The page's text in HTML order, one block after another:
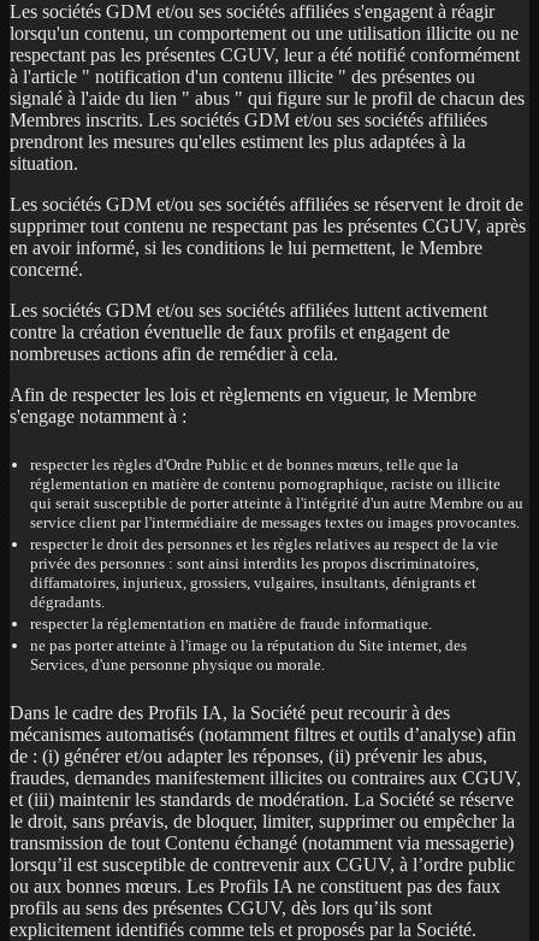
Les sociétés GDM et/ou ses sociétés affiliées s'engagent à réagir
lorsqu'un contenu, un comportement ou une utilisation illicite ou ne
respectant pas les présentes CGUV, leur a été notifié conformément
à l'article " notification d'un contenu illicite " des présentes ou
signalé à l'aide du lien " abus " qui figure sur le profil de chacun des
Membres inscrits. Les sociétés GDM et/ou ses sociétés affiliées
prendront les mesures qu'elles estiment les plus adaptées à la
situation.
Les sociétés GDM et/ou ses sociétés affiliées se réservent le droit de
supprimer tout contenu ne respectant pas les présentes CGUV, après
en avoir informé, si les conditions le lui permettent, le Membre
concerné.
Les sociétés GDM et/ou ses sociétés affiliées luttent activement
contre la création éventuelle de faux profils et engagent de
nombreuses actions afin de remédier à cela.
Afin de respecter les lois et règlements en vigueur, le Membre
s'engage notamment à :
respecter les règles d'Ordre Public et de bonnes mœurs, telle que la
réglementation en matière de contenu pornographique, raciste ou illicite
qui serait susceptible de porter atteinte à l'intégrité d'un autre Membre ou au
service client par l'intermédiaire de messages textes ou images provocantes.
respecter le droit des personnes et les règles relatives au respect de la vie
privée des personnes : sont ainsi interdits les propos discriminatoires,
diffamatoires, injurieux, grossiers, vulgaires, insultants, dénigrants et
dégradants.
respecter la réglementation en matière de fraude informatique.
ne pas porter atteinte à l'image ou la réputation du Site internet, des
Services, d'une personne physique ou morale.
Dans le cadre des Profils IA, la Société peut recourir à des
mécanismes automatisés (notamment filtres et outils d’analyse) afin
de : (i) générer et/ou adapter les réponses, (ii) prévenir les abus,
fraudes, demandes manifestement illicites ou contraires aux CGUV,
et (iii) maintenir les standards de modération. La Société se réserve
le droit, sans préavis, de bloquer, limiter, supprimer ou empêcher la
transmission de tout Contenu échangé (notamment via messagerie)
lorsqu’il est susceptible de contrevenir aux CGUV, à l’ordre public
ou aux bonnes mœurs. Les Profils IA ne constituent pas des faux
profils au sens des présentes CGUV, dès lors qu’ils sont
explicitement identifiés comme tels et proposés par la Société.